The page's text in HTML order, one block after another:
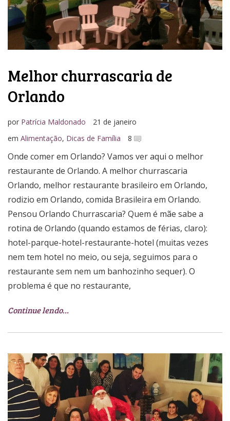
Melhor churrascaria de
Orlando
por Patrícia Maldonado
21 de janeiro
em Alimentação, Dicas de Família 8
Onde comer em Orlando? Vamos ver aqui o melhor
restaurante de Orlando. A melhor churrascaria
Orlando, melhor restaurante brasileiro em Orlando,
rodizio em Orlando, comida Brasileira em Orlando.
Pensou Orlando Churrascaria? Quem é mãe sabe a
rotina de Orlando (quando estamos de férias, claro):
hotel-parque-hotel-restaurante-hotel (muitas vezes
nem tem hotel no meio, ou seja, seguimos para o
restaurante sem nem um banhozinho sequer). O
problema é que no restaurante,
Continue lendo…